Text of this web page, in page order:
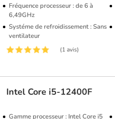
Fréquence processeur : de 6 à
6,49GHz
Systéme de refroidissement : Sans
ventilateur
(1 avis)
Intel Core i5-12400F
Gamme processeur : Intel Core i5